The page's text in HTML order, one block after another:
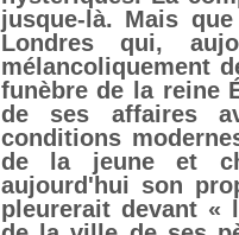
jusque-là. Mais
Londres qui,
mélancoliquement
funèbre de la reine
de ses affaires
conditions
de la jeune et
aujourd'hui son
pleurerait devant «